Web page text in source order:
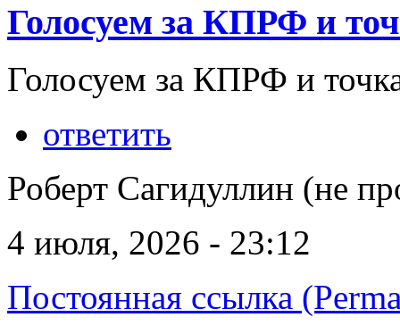
Голосуем за КПРФ и
Голосуем за КПРФ и
ответить
Роберт Сагидуллин (не
4 июля, 2026 - 23:12
Постоянная ссылка